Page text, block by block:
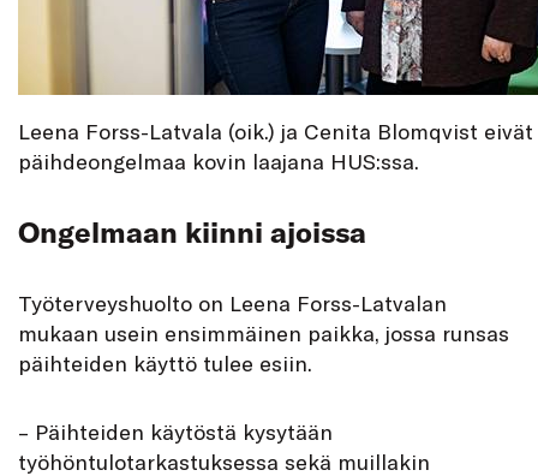
Leena Forss-Latvala (oik.) ja Cenita Blomqvist
päihdeongelmaa kovin laajana HUS:ssa.
Ongelmaan kiinni ajoissa
Työterveyshuolto on Leena Forss-Latvalan
mukaan usein ensimmäinen paikka, jossa runsas
päihteiden käyttö tulee esiin.
– Päihteiden käytöstä kysytään
työhöntulotarkastuksessa sekä muillakin